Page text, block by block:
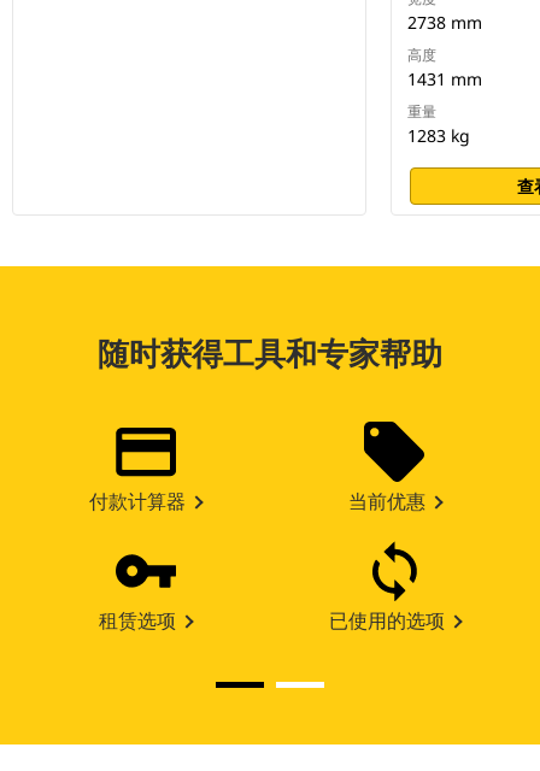
2738 mm
高度
1431 mm
重量
1283 kg
查
随时获得工具和专家帮助
付款计算器 当前优惠
租赁选项 已使用的选项